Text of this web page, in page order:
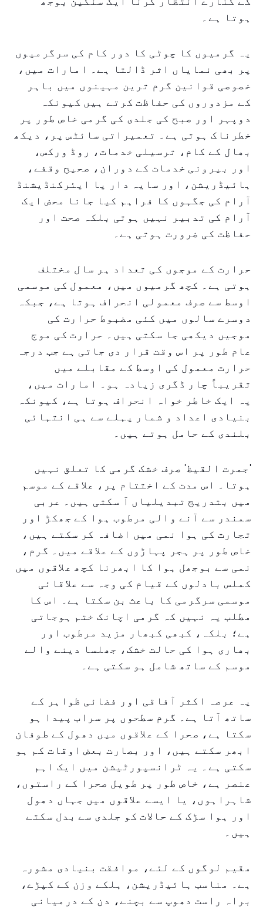
ہوتا ہے۔
یہ گرمیوں کا چوٹی کا دور کام کی سرگرمیوں
پر بھی نمایاں اثر ڈالتا ہے۔ امارات میں،
خصوصی قوانین گرم ترین مہینوں میں باہر
کے مزدوروں کی حفاظت کرتے ہیں کیونکہ
دوپہر اور صبح کی جلدی کی گرمی خاص طور پر
خطرناک ہوتی ہے۔ تعمیراتی سائٹس پر، دیکھ
بھال کے کام، ترسیلی خدمات، روڈ ورکس،
اور بیرونی خدمات کے دوران، صحیح وقفے،
ہائیڈریشن، اور سایہ دار یا ایئرکنڈیشنڈ
آرام کی جگہوں کا فراہم کیا جانا محض ایک
آرام کی تدبیر نہیں ہوتی بلکہ صحت اور
حفاظت کی ضرورت ہوتی ہے۔
حرارت کے موجوں کی تعداد ہر سال مختلف
ہوتی ہے۔ کچھ گرمیوں میں، معمول کی موسمی
اوسط سے صرف معمولی انحراف ہوتا ہے، جبکہ
دوسرے سالوں میں کئی مضبوط حرارت کی
موجیں دیکھی جا سکتی ہیں۔ حرارت کی موج
عام طور پر اس وقت قرار دی جاتی ہے جب درجہ
حرارت معمول کی اوسط کے مقابلے میں
تقریباً چار ڈگری زیادہ ہو۔ امارات میں،
یہ ایک خاطر خواہ انحراف ہوتا ہے، کیونکہ
بنیادی اعداد و شمار پہلے سے ہی انتہائی
بلندی کے حامل ہوتے ہیں۔
'جمرت القیظ' صرف خشک گرمی کا تعلق نہیں
ہوتا۔ اس مدت کے اختتام پر، علاقے کے موسم
میں بتدریج تبدیلیاں آ سکتی ہیں۔ عربی
سمندر سے آنے والی مرطوب ہوا کے جھکڑ اور
تجارت کی ہوا نمی میں اضافہ کر سکتے ہیں،
خاص طور پر ہجر پہاڑوں کے علاقے میں۔ گرم،
نمی سے بوجھل ہوا کا ابھرنا کچھ علاقوں میں
کملس بادلوں کے قیام کی وجہ سے علاقائی
موسمی سرگرمی کا باعث بن سکتا ہے۔ اس کا
مطلب یہ نہیں کہ گرمی اچانک ختم ہوجاتی
ہے؛ بلکہ، کبھی کبھار مزید مرطوب اور
بھاری ہوا کی حالت خشک، جھلسا دینے والے
موسم کے ساتھ شامل ہو سکتی ہے۔
یہ عرصہ اکثر آفاقی اور فضائی ظواہر کے
ساتھ آتا ہے۔ گرم سطحوں پر سراب پیدا ہو
سکتا ہے، صحرا کے علاقوں میں دھول کے طوفان
ابھر سکتے ہیں، اور بصارت بعض اوقات کم ہو
سکتی ہے۔ یہ ٹرانسپورٹیشن میں ایک اہم
عنصر ہے، خاص طور پر طویل صحرا کے راستوں،
شاہراہوں، یا ایسے علاقوں میں جہاں دھول
اور ہوا سڑک کے حالات کو جلدی سے بدل سکتے
ہیں۔
مقیم لوگوں کے لئے، موافقت بنیادی مشورہ
ہے۔ مناسب ہائیڈریشن، ہلکے وزن کے کپڑے،
براہ راست دھوپ سے بچنے، دن کے درمیانی